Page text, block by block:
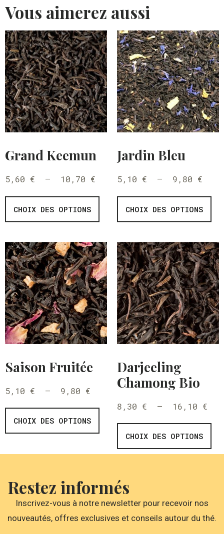
Vous aimerez aussi
Grand Keemun
5,60 € – 10,70 €
CHOIX DES OPTIONS
Jardin Bleu
5,10 € – 9,80 €
CHOIX DES OPTIONS
Saison Fruitée
5,10 € – 9,80 €
CHOIX DES OPTIONS
Darjeeling
Chamong Bio
8,30 € – 16,10 €
CHOIX DES OPTIONS
Restez informés
Inscrivez-vous à notre newsletter pour recevoir nos
nouveautés, offres exclusives et conseils autour du thé.